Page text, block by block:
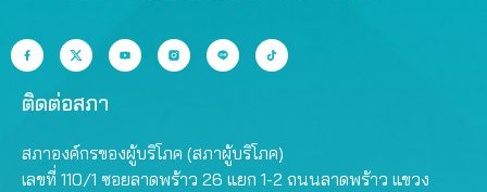
ติดต่อสภา
สภาองค์กรของผู้บริโภค (สภาผู้บริโภค)
เลขที่ 110/1 ซอยลาดพร้าว 26 แยก 1-2 ถนนลาดพร้าว แขวง